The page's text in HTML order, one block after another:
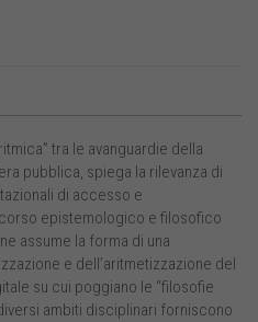
tra le avanguardie della
pubblica, spiega la rilevanza di
di accesso e
epistemologico e filosofico
assume la forma di una
e dell’aritmetizzazione del
su cui poggiano le “filosofie
ambiti disciplinari forniscono